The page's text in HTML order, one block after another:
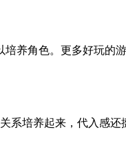
养角色。更多好玩的
系培养起来，代入感还